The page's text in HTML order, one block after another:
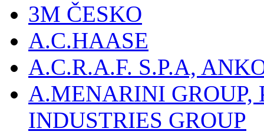
3M ČESKO
A.C.HAASE
A.C.R.A.F. S.P.A,
A.MENARINI
INDUSTRIES GROUP